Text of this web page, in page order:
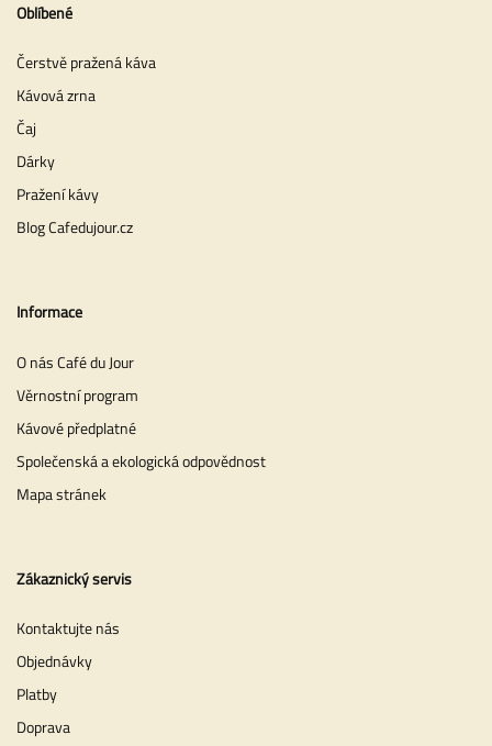
Oblíbené
Čerstvě pražená káva
Kávová zrna
Čaj
Dárky
Pražení kávy
Blog Cafedujour.cz
Informace
O nás Café du Jour
Věrnostní program
Kávové předplatné
Společenská a ekologická odpovědnost
Mapa stránek
Zákaznický servis
Kontaktujte nás
Objednávky
Platby
Doprava